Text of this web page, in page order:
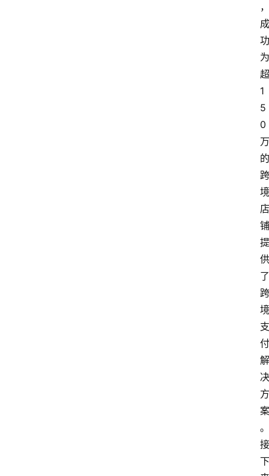
，
成
功
为
超
1
5
0
万
的
跨
境
店
铺
提
供
了
跨
境
支
付
解
决
方
案
。
接
下